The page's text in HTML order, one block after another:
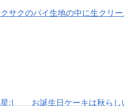
サクのパイ生地の中に生クリ
お誕生日ケーキは秋らし